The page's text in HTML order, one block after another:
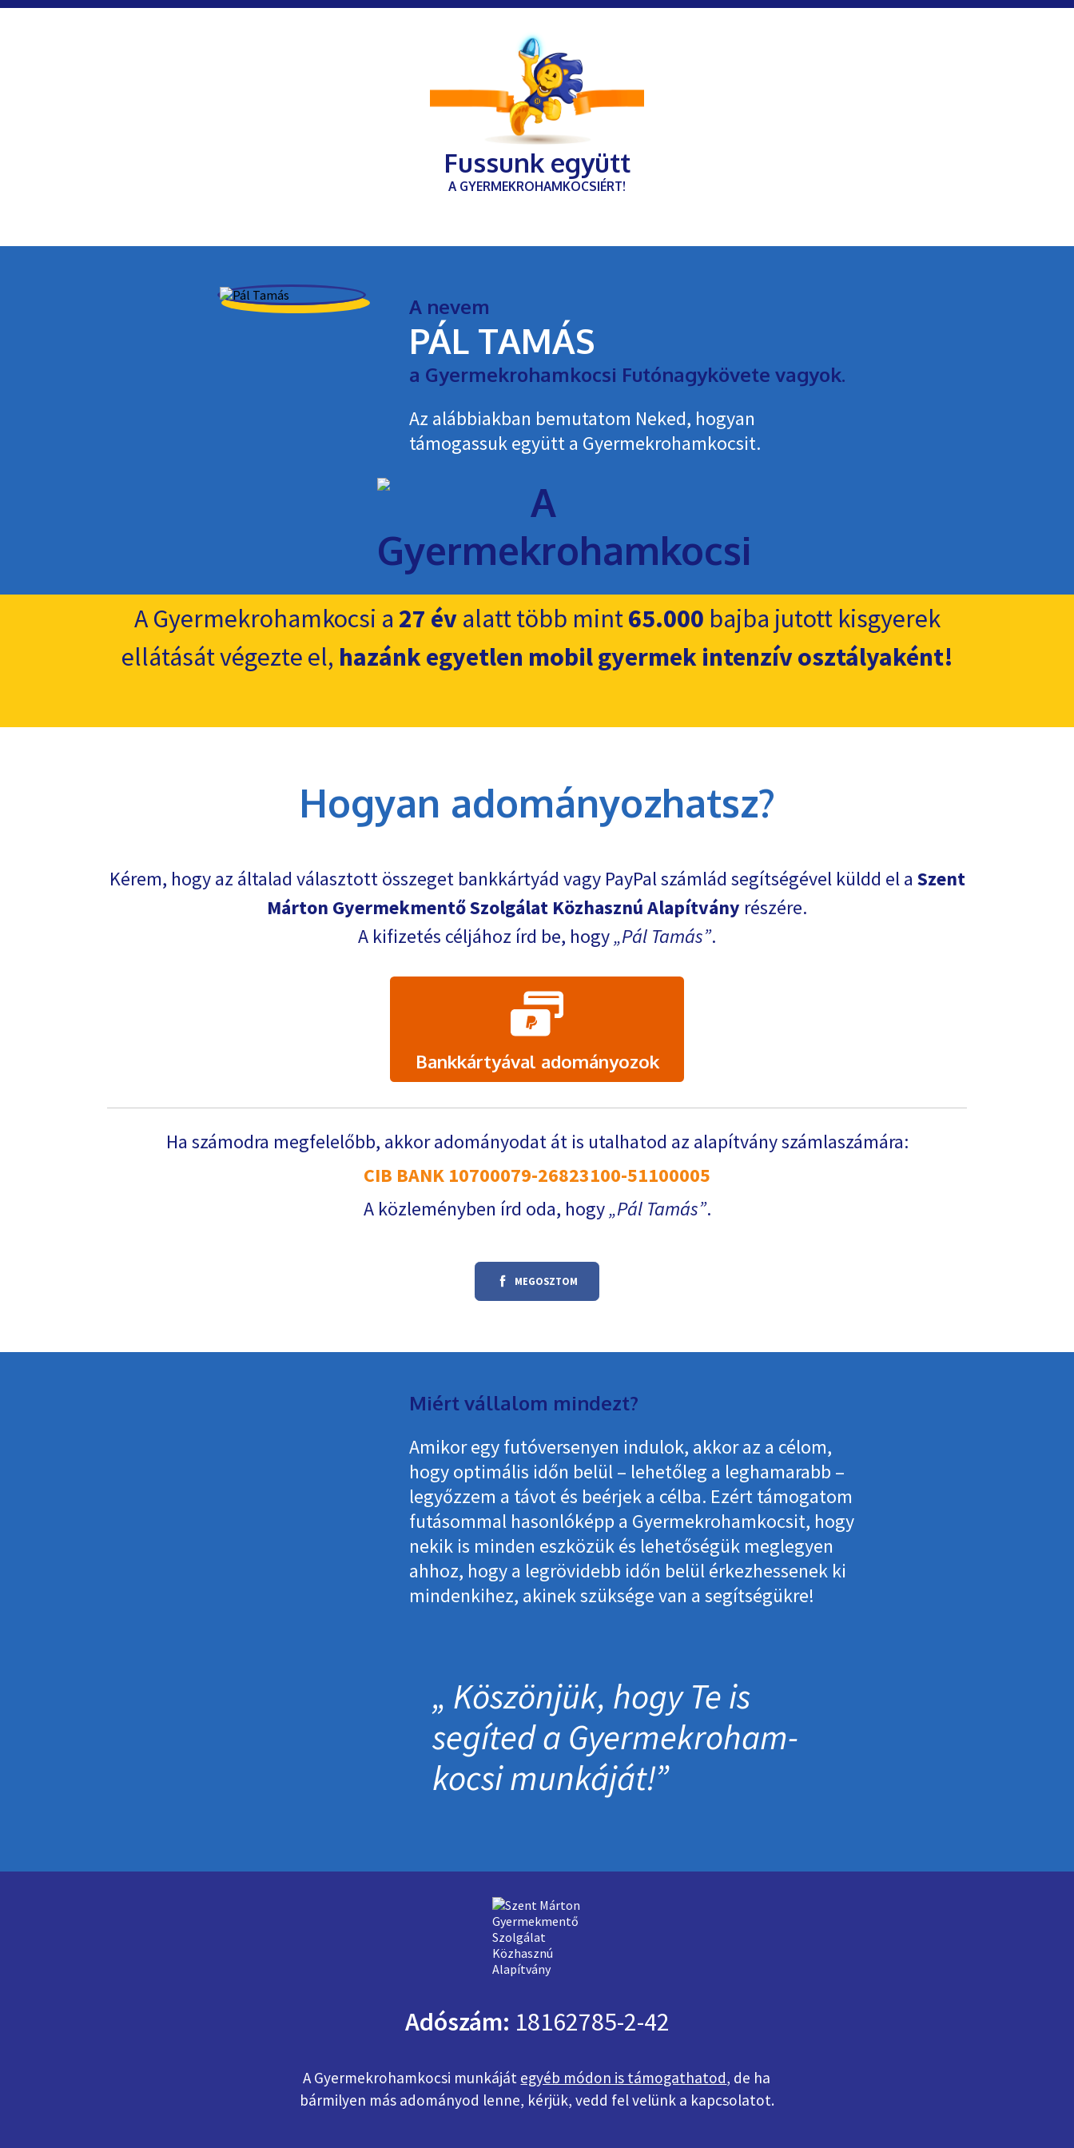
Fussunk együtt
A GYERMEKROHAMKOCSIÉRT!
A nevem
PÁL TAMÁS
a Gyermekrohamkocsi Futónagykövete vagyok.
Az alábbiakban bemutatom Neked, hogyan
támogassuk együtt a Gyermekroham­kocsit.
A Gyermekrohamkocsi a 27 évalatt több mint65.000 bajba jutott kisgyerek
ellátását végezte el, hazánk egyetlen mobil gyermek intenzív osztályaként!
Hogyan adományozhatsz?
Kérem, hogy az általad választott összeget bankkártyád vagy PayPal számlád segítségével küldd el a Szent
Márton Gyermekmentő Szolgálat Közhasznú Alapítvány részére.
A kifizetés céljához írd be, hogy Pál Tamás .
Bankkártyával adományozok
Ha számodra megfelelőbb, akkor adományodat át is utalhatod az alapítvány számlaszámára:
CIB BANK 10700079-26823100-51100005
A közleményben írd oda, hogy Pál Tamás .
MEGOSZTOM
Miért vállalom mindezt?
Amikor egy futóversenyen indulok, akkor az a célom,
hogy optimális időn belül – lehetőleg a leghamarabb –
legyőzzem a távot és beérjek a célba. Ezért támogatom
futásommal hasonlóképp a Gyermekrohamkocsit, hogy
nekik is minden eszközük és lehetőségük meglegyen
ahhoz, hogy a legrövidebb időn belül érkezhessenek ki
mindenkihez, akinek szüksége van a segítségükre!
Köszönjük, hogy Te is
segíted a Gyermek­roham­
kocsi munkáját!
Adószám: 18162785-2-42
A Gyermekrohamkocsi munkáját egyéb módon is támogathatod, de ha
bármilyen más adományod lenne, kérjük, vedd fel velünk a kapcsolatot.